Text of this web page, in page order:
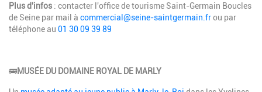
Plus d'infos : contacter l'office de tourisme Saint-Germain Boucles
de Seine par mail à commercial@seine-saintgermain.frou par
téléphone au 01 30 09 39 89
🚌MUSÉE DU DOMAINE ROYAL DE MARLY